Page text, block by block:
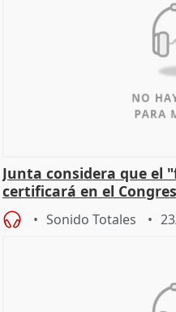
Junta considera que el
certificará en el
de
Sonido Totales